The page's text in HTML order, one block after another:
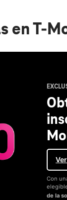
en T-
Con
de la